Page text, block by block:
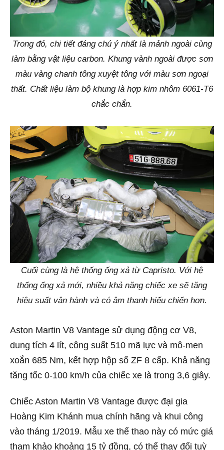
Trong đó, chi tiết đáng chú ý nhất là mảnh ngoài cùng
làm bằng vật liệu carbon. Khung vành ngoài được sơn
màu vàng chanh tông xuyệt tông với màu sơn ngoại
thất. Chất liệu làm bộ khung là hợp kim nhôm 6061-T6
chắc chắn.
Cuối cùng là hệ thống ống xả từ Capristo. Với hệ
thống ống xả mới, nhiều khả năng chiếc xe sẽ tăng
hiệu suất vận hành và có âm thanh hiếu chiến hơn.
Aston Martin V8 Vantage sử dụng động cơ V8,
dung tích 4 lít, công suất 510 mã lực và mô-men
xoắn 685 Nm, kết hợp hộp số ZF 8 cấp. Khả năng
tăng tốc 0-100 km/h của chiếc xe là trong 3,6 giây.
Chiếc Aston Martin V8 Vantage được đại gia
Hoàng Kim Khánh mua chính hãng và khui công
vào tháng 1/2019. Mẫu xe thể thao này có mức giá
tham khảo khoảng 15 tỷ đồng, có thể thay đổi tuỳ